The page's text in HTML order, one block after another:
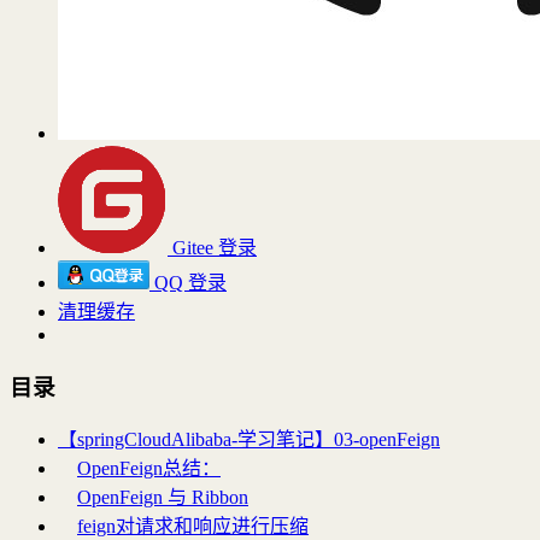
Gitee 登录
QQ 登录
清理缓存
目录
【springCloudAlibaba-学习笔记】03-openFeign
OpenFeign总结：
OpenFeign 与 Ribbon
feign对请求和响应进行压缩